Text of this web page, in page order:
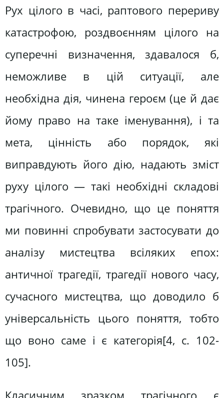
Рух цілого в часі, раптового перериву
катастрофою, роздвоєнням цілого на
суперечні визначення, здавалося б,
неможливе в цій ситуації, але
необхідна дія, чинена героєм (це й дає
йому право на таке іменування), і та
мета, цінність або порядок, які
виправдують його дію, надають зміст
руху цілого — такі необхідні складові
трагічного. Очевидно, що це поняття
ми повинні спробувати застосувати до
аналізу мистецтва всіляких епох:
античної трагедії, трагедії нового часу,
сучасного мистецтва, що доводило б
універсальність цього поняття, тобто
що воно саме і є категорія[4, c. 102-
105].